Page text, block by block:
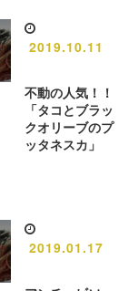
2019.10.11
不動の人気！！
「タコとブラッ
クオリーブのプ
ッタネスカ」
2019.01.17